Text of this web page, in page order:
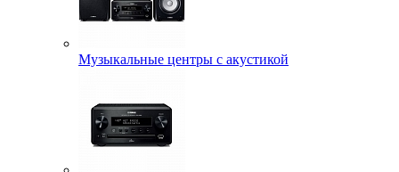
Музыкальные центры с акустикой